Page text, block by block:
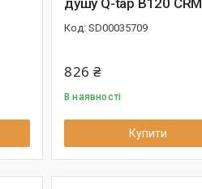
душу Q-tap B120 CRM
SD00035709
826 ₴
В наявності
Купити